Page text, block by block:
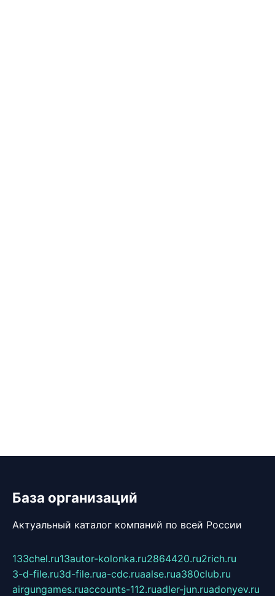
База организаций
Актуальный каталог компаний по всей России
133chel.ru13autor-kolonka.ru2864420.ru2rich.ru
3-d-file.ru3d-file.rua-cdc.ruaalse.rua380club.ru
airgungames.ruaccounts-112.ruadler-jun.ruadonyev.ru